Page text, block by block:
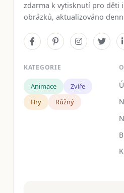
zdarma k vytisknutí pro děti
obrázků, aktualizováno
KATEGORIE
Animace
Zvíře
Hry
Růžný